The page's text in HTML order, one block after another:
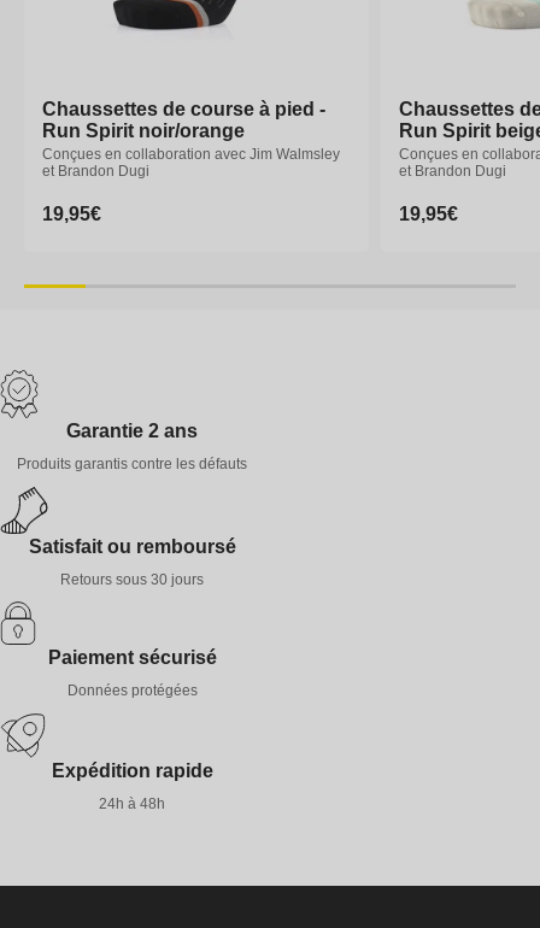
Chaussettes de course à pied -
Run Spirit noir/orange
Conçues en collaboration avec Jim Walmsley
et Brandon Dugi
Prix
19,95€
Chaussettes de course à pied -
Run Spirit noir/orange
Conçues en collaboration avec Jim Walmsley
et Brandon Dugi
Prix
19,95€
Chaussettes
Run Spirit
Conçues en
et Brandon Dugi
Prix
19,95€
Chaussettes
Run Spirit
Conçues en
et Brandon Dugi
Prix
19,95€
Garantie 2 ans
Produits garantis contre les défauts
Satisfait ou remboursé
Retours sous 30 jours
Paiement sécurisé
Données protégées
Expédition rapide
24h à 48h